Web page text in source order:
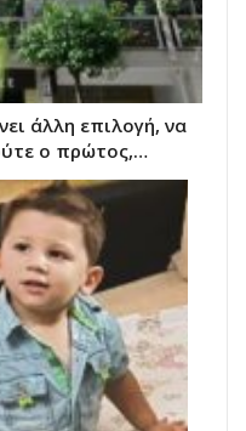
άλλη επιλογή, να
ο πρώτος,…